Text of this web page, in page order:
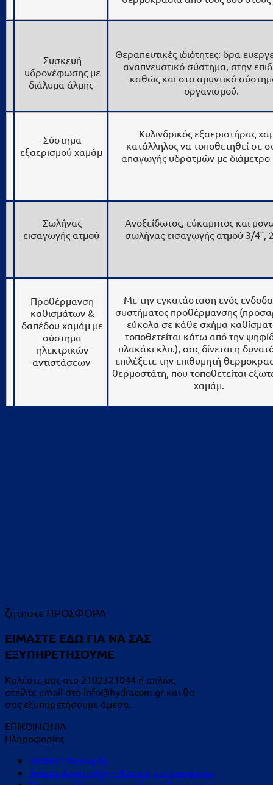
Συσκευή
υδρονέφωσης με
διάλυμα άλμης
Θεραπευτικές ιδιότητες: δρα
αναπνευστικό σύστημα, στην
καθώς και στο αμυντικό
οργανισμού.
Σύστημα
εξαερισμού χαμάμ
Κυλινδρικός εξαεριστήρας
κατάλληλος να τοποθετηθεί σε
απαγωγής υδρατμών με
Σωλήνας
εισαγωγής ατμού
Ανοξείδωτος, εύκαμπτος και
σωλήνας εισαγωγής ατμού 3/4¨,
Προθέρμανση
καθισμάτων &
δαπέδου χαμάμ με
σύστημα
ηλεκτρικών
αντιστάσεων
Με την εγκατάσταση ενός
συστήματος προθέρμανσης
εύκολα σε κάθε σχήμα
τοποθετείται κάτω από την
πλακάκι κλπ.), σας δίνεται η
επιλέξετε την επιθυμητή
θερμοστάτη, που τοποθετείται
χαμάμ.
ζητηστε ΠΡΟΣΦΟΡΑ
ΕΙΜΑΣΤΕ ΕΔΩ ΓΙΑ ΝΑ ΣΑΣ
ΕΞΥΠΗΡΕΤΗΣΟΥΜΕ
Καλέστε μας στο 2102321044 ή απλώς
στείλτε email στο info@hydracom.gr και θα
σας εξυπηρετήσουμε άμεσα.
ΕΠΙΚΟΙΝΩΝΙΑ
Πληροφορίες
Τρόποι Πληρωμής
Τρόποι Αποστολής – Κόστος μεταφορικών